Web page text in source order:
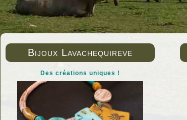
Bijoux Lavachequireve
Des créations uniques !